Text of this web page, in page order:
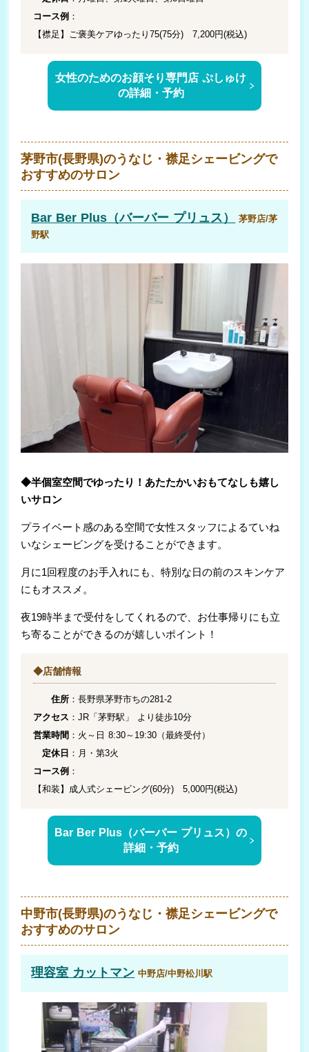
コース例 ：
【襟足】ご褒美ケアゆったり75(75分) 7,200円(税込)
女性のためのお顔そり専門店 ぷしゅけ
の詳細・予約
茅野市(長野県)のうなじ・襟足シェービングで
おすすめのサロン
Bar Ber Plus（バーバー プリュス）
茅野店/茅
野駅
◆半個室空間でゆったり！あたたかいおもてなしも嬉し
いサロン
プライベート感のある空間で女性スタッフによるていね
いなシェービングを受けることができます。
月に1回程度のお手入れにも、特別な日の前のスキンケア
にもオススメ。
夜19時半まで受付をしてくれるので、お仕事帰りにも立
ち寄ることができるのが嬉しいポイント！
◆店舗情報
住所 ：長野県茅野市ちの281-2
アクセス ：JR「茅野駅」 より徒歩10分
営業時間 ：火～日 8:30～19:30（最終受付）
定休日 ：月・第3火
コース例 ：
【和装】成人式シェービング(60分) 5,000円(税込)
Bar Ber Plus（バーバー プリュス）の
詳細・予約
中野市(長野県)のうなじ・襟足シェービングで
おすすめのサロン
理容室 カットマン 中野店/中野松川駅